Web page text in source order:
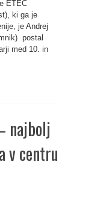
ETEC
ki ga je
je Andrej
postal
med 10. in
najbolj
v centru